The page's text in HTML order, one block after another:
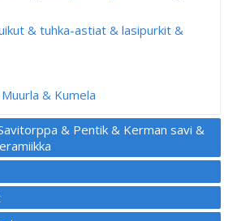
& tuhka-astiat & lasipurkit &
& Kumela
& Pentik & Kerman savi &